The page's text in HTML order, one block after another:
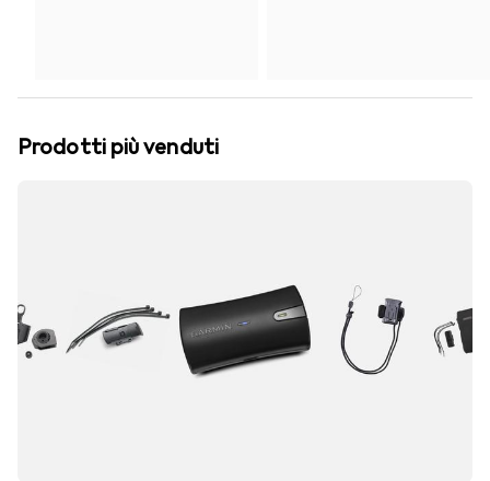
Prodotti più venduti